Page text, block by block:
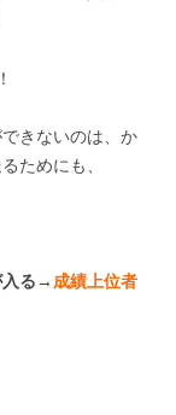
きないのは、か
ためにも、
入る→ 成績上位者